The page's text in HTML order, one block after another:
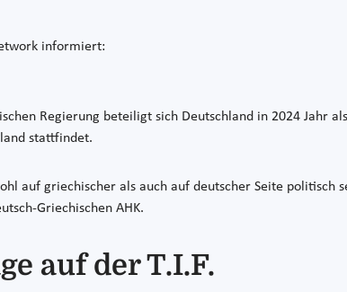
informiert:
Regierung beteiligt sich Deutschland in 2024 Jahr
stattfindet.
auf griechischer als auch auf deutscher Seite
Griechischen AHK.
auf der T.I.F.